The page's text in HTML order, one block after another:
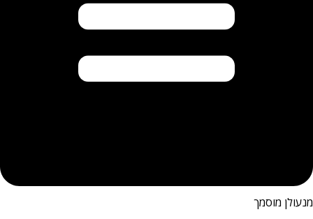
מנעולן מוסמך